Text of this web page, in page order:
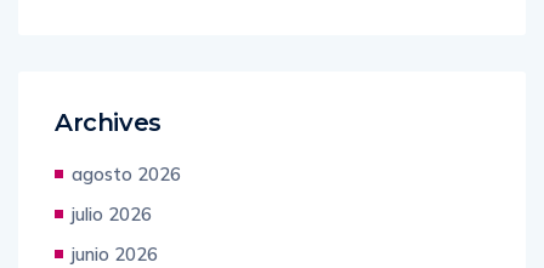
Archives
agosto 2026
julio 2026
junio 2026